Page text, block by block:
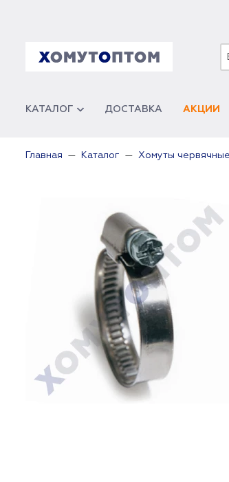
КАТАЛОГ ДОСТАВКА АКЦИИ
Главная Каталог Хомуты червячные